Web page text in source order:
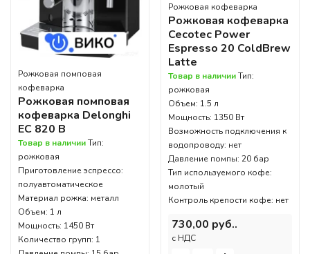
Рожковая помповая
кофеварка
Рожковая помповая
кофеварка Delonghi
EC 820 B
Товар в наличииТип:
рожковая
Приготовление эспрессо:
полуавтоматическое
Материал рожка: металл
Объем: 1 л
Мощность: 1450 Вт
Количество групп: 1
Рожковая кофеварка
Рожковая кофеварка
Cecotec Power
Espresso 20 ColdBrew
Latte
Товар в наличииТип:
рожковая
Объем: 1.5 л
Мощность: 1350 Вт
Возможность подключения к
водопроводу: нет
Давление помпы: 20 бар
Тип используемого кофе:
молотый
Контроль крепости кофе: нет
730,00 руб..
c НДС